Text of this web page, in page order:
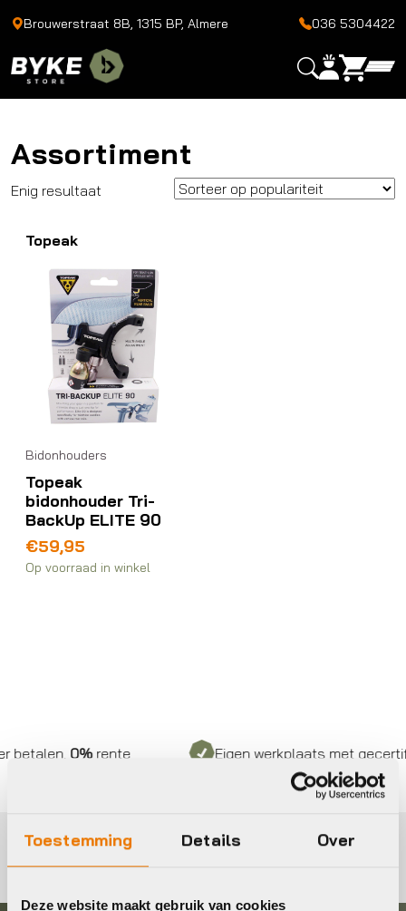
Toestemming Details Over
Deze website maakt gebruik van cookies
Brouwerstraat 8B, 1315 BP, Almere 036 5304422
Assortiment
Enig resultaat
Topeak
Bidonhouders
Topeak
bidonhouder Tri-
BackUp ELITE 90
€59,95
Op voorraad in winkel
0%rente Eigen werkplaats met